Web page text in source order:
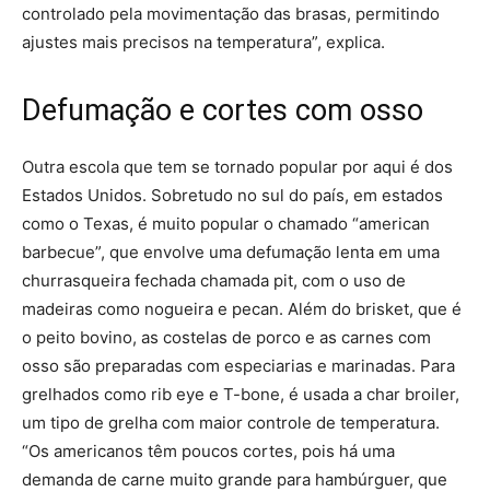
controlado pela movimentação das brasas, permitindo
ajustes mais precisos na temperatura”, explica.
Defumação e cortes com osso
Outra escola que tem se tornado popular por aqui é dos
Estados Unidos. Sobretudo no sul do país, em estados
como o Texas, é muito popular o chamado “american
barbecue”, que envolve uma defumação lenta em uma
churrasqueira fechada chamada pit, com o uso de
madeiras como nogueira e pecan. Além do brisket, que é
o peito bovino, as costelas de porco e as carnes com
osso são preparadas com especiarias e marinadas. Para
grelhados como rib eye e T-bone, é usada a char broiler,
um tipo de grelha com maior controle de temperatura.
“Os americanos têm poucos cortes, pois há uma
demanda de carne muito grande para hambúrguer, que